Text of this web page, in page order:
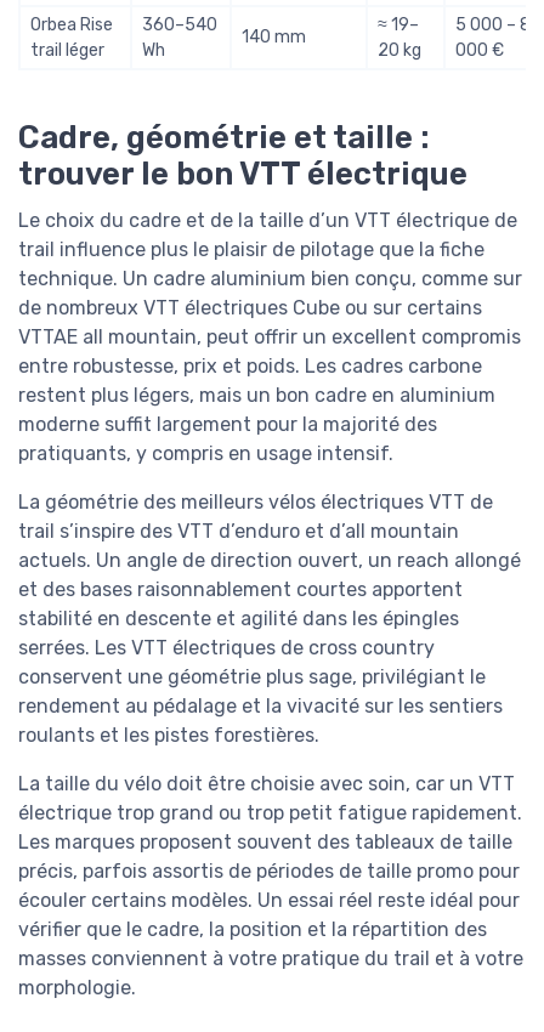
Orbea Rise
trail léger
360–540
Wh
140 mm
≈ 19–
20 kg
5 000 – 8
000 €
Cadre, géométrie et taille :
trouver le bon VTT électrique
Le choix du cadre et de la taille d’un VTT électrique de
trail influence plus le plaisir de pilotage que la fiche
technique. Un cadre aluminium bien conçu, comme sur
de nombreux VTT électriques Cube ou sur certains
VTTAE all mountain, peut offrir un excellent compromis
entre robustesse, prix et poids. Les cadres carbone
restent plus légers, mais un bon cadre en aluminium
moderne suffit largement pour la majorité des
pratiquants, y compris en usage intensif.
La géométrie des meilleurs vélos électriques VTT de
trail s’inspire des VTT d’enduro et d’all mountain
actuels. Un angle de direction ouvert, un reach allongé
et des bases raisonnablement courtes apportent
stabilité en descente et agilité dans les épingles
serrées. Les VTT électriques de cross country
conservent une géométrie plus sage, privilégiant le
rendement au pédalage et la vivacité sur les sentiers
roulants et les pistes forestières.
La taille du vélo doit être choisie avec soin, car un VTT
électrique trop grand ou trop petit fatigue rapidement.
Les marques proposent souvent des tableaux de taille
précis, parfois assortis de périodes de taille promo pour
écouler certains modèles. Un essai réel reste idéal pour
vérifier que le cadre, la position et la répartition des
masses conviennent à votre pratique du trail et à votre
morphologie.